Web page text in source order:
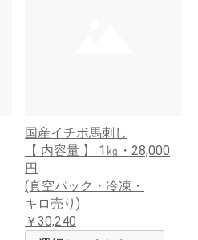
国産イチボ馬刺し
【 内容量 】 1㎏・28,000
円
(真空パック・冷凍・
キロ売り)
￥30,240